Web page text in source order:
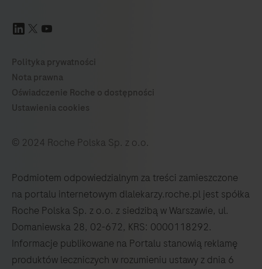
© 2024 Roche Polska Sp. z o.o.
Podmiotem odpowiedzialnym za treści zamieszczone
na portalu internetowym dlalekarzy.roche.pl jest spółka
Roche Polska Sp. z o.o. z siedzibą w Warszawie, ul.
Domaniewska 28, 02-672, KRS: 0000118292.
Informacje publikowane na Portalu stanowią reklamę
produktów leczniczych w rozumieniu ustawy z dnia 6